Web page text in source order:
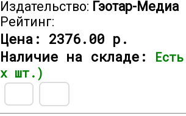
Издательство: Гэотар-Медиа
Рейтинг:
Цена: 2376.00 р.
Наличие на складе:
х шт.)